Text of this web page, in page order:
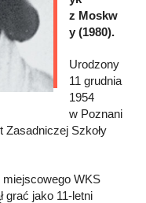
z Moskw
y (1980).
Urodzony
11 grudnia
1954
w Poznani
Zasadniczej Szkoły
WKS
grać jako 11-letni